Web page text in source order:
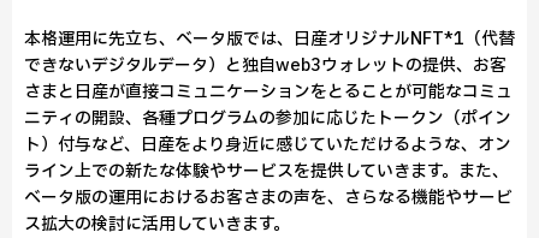
本格運用に先立ち、ベータ版では、日産オリジナルNFT*1（代替
できないデジタルデータ）と独自web3ウォレットの提供、お客
さまと日産が直接コミュニケーションをとることが可能なコミュ
ニティの開設、各種プログラムの参加に応じたトークン（ポイン
ト）付与など、日産をより身近に感じていただけるような、オン
ライン上での新たな体験やサービスを提供していきます。また、
ベータ版の運用におけるお客さまの声を、さらなる機能やサービ
ス拡大の検討に活用していきます。